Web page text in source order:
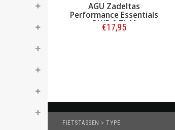
AGU Zadeltas
Performance Essentials
DWR 0,7L M
€17,95
FIETSTASSEN > TYPE